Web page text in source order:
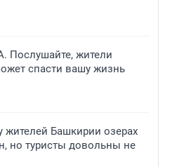
Послушайте, жители
спасти вашу жизнь
жителей Башкирии озерах
но туристы довольны не